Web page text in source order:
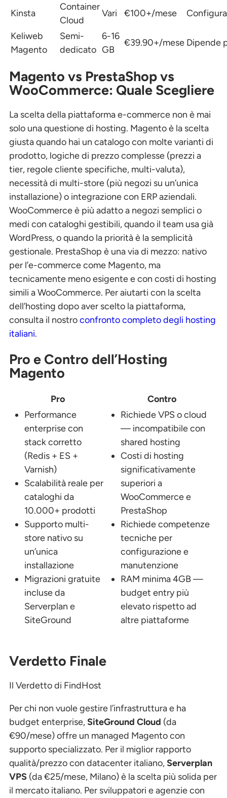
Kinsta
Container
Cloud
Vari €100+/mese
Keliweb
Magento
Semi-
dedicato
6-16
GB
€39.90+/mese Dipende
Magento vs PrestaShop vs
WooCommerce: Quale Scegliere
La scelta della piattaforma e-commerce non è mai
solo una questione di hosting. Magento è la scelta
giusta quando hai un catalogo con molte varianti di
prodotto, logiche di prezzo complesse (prezzi a
tier, regole cliente specifiche, multi-valuta),
necessità di multi-store (più negozi su un’unica
installazione) o integrazione con ERP aziendali.
WooCommerce è più adatto a negozi semplici o
medi con cataloghi gestibili, quando il team usa già
WordPress, o quando la priorità è la semplicità
gestionale. PrestaShop è una via di mezzo: nativo
per l’e-commerce come Magento, ma
tecnicamente meno esigente e con costi di hosting
simili a WooCommerce. Per aiutarti con la scelta
dell’hosting dopo aver scelto la piattaforma,
consulta il nostroconfronto completo degli hosting
italiani.
Pro e Contro dell’Hosting
Magento
Pro
Contro
Performance
enterprise con
stack corretto
(Redis + ES +
Varnish)
Scalabilità reale per
cataloghi da
10.000+ prodotti
Supporto multi-
store nativo su
un’unica
installazione
Migrazioni gratuite
incluse da
Serverplan e
SiteGround
Richiede VPS o cloud
— incompatibile con
shared hosting
Costi di hosting
significativamente
superiori a
WooCommerce e
PrestaShop
Richiede competenze
tecniche per
configurazione e
manutenzione
RAM minima 4GB —
budget entry più
elevato rispetto ad
altre piattaforme
Verdetto Finale
Il Verdetto di FindHost
Per chi non vuole gestire l’infrastruttura e ha
budget enterprise,SiteGround Cloud (da
€90/mese) offre un managed Magento con
supporto specializzato. Per il miglior rapporto
qualità/prezzo con datacenter italiano,Serverplan
VPS (da €25/mese, Milano) è la scelta più solida per
il mercato italiano. Per sviluppatori e agenzie con